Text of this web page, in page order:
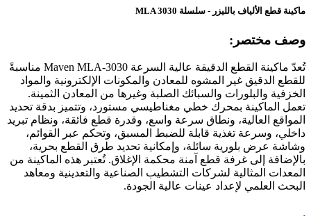
ماكينة قطع الألياف بالليزر - سلسلة MLA 3030
وصف مختصر:
تُعدّ ماكينة القطع الدقيقة عالية السرعة Maven MLA-3030 مناسبةً
للقطع الدقيق غير المشوه للمعادن والمكونات الإلكترونية والمواد
الخزفية والبلورات والسبائك الصلبة وغيرها من المعادن الثمينة.
تعمل الماكينة بمحرك خطي مغناطيسي مستورد، وتتميز بدقة تحديد
المواقع العالية، ونطاق سرعة واسع، وقدرة قطع فائقة، ونظام تبريد
داخلي، وسرعة تغذية قابلة للضبط المسبق، وتحكم عبر القوائم،
وشاشة عرض بلورية سائلة، وإمكانية تحديد طرق القطع بحرية،
بالإضافة إلى غرفة قطع آمنة محكمة الإغلاق. تُعتبر هذه الماكينة من
المعدات المثالية لشركات التشطيب الصناعية والتعدينية ومعاهد
البحث العلمي لإعداد عينات عالية الجودة.